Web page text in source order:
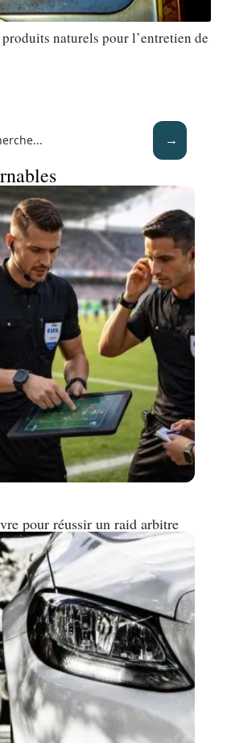
naturels pour l’entretien de
pour réussir un raid arbitre